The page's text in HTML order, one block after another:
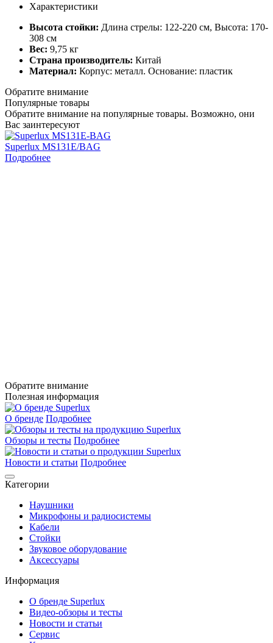
Характеристики
Высота стойки: Длина стрелы: 122-220 см, Высота: 170-
308 см
Вес: 9,75 кг
Страна производитель: Китай
Материал: Корпус: металл. Основание: пластик
Обратите внимание
Популярные товары
Обратите внимание на популярные товары. Возможно, они
Вас заинтересуют
Superlux MS131E/BAG
Подробнее
Обратите внимание
Полезная информация
О бренде Подробнее
Обзоры и тесты Подробнее
Новости и статьи Подробнее
Категории
Наушники
Микрофоны и радиосистемы
Кабели
Стойки
Звуковое оборудование
Аксессуары
Информация
О бренде Superlux
Видео-обзоры и тесты
Новости и статьи
Сервис